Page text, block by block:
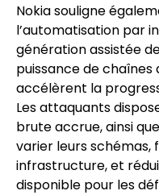
Nokia souligne
l’automatisation par
génération assistée
puissance de
accélèrent la
Les attaquants
brute accrue, ainsi
varier leurs schémas,
infrastructure, et
disponible pour les